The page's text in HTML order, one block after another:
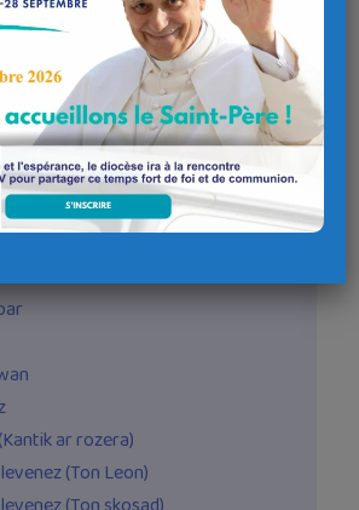
bijinenn
Anna
an Doue Beo
ar rozera)
(Ton Leon)